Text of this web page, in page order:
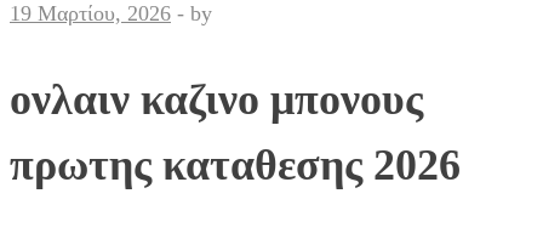
19 Μαρτίου, 2026 - by
ονλαιν καζινο μπονους
πρωτης καταθεσης 2026